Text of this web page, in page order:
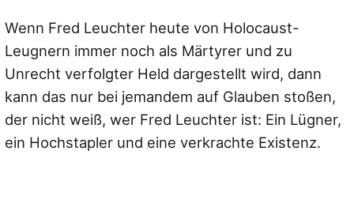
Wenn Fred Leuchter heute von Holocaust-
Leugnern immer noch als Märtyrer und zu
Unrecht verfolgter Held dargestellt wird, dann
kann das nur bei jemandem auf Glauben stoßen,
der nicht weiß, wer Fred Leuchter ist: Ein Lügner,
ein Hochstapler und eine verkrachte Existenz.